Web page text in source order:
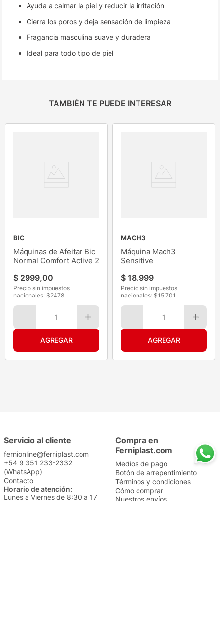
Ayuda a calmar la piel y reducir la irritación
Cierra los poros y deja sensación de limpieza
Fragancia masculina suave y duradera
Ideal para todo tipo de piel
TAMBIÉN TE PUEDE INTERESAR
BIC
Máquinas de Afeitar Bic
Normal Comfort Active 2
$ 2999,00
Precio sin impuestos
nacionales: $2478
1
MACH3
Máquina Mach3
Sensitive
$ 18.999
Precio sin impuestos
nacionales: $15.701
1
Servicio al cliente
fernionline@ferniplast.com
+54 9 351 233-2332
(WhatsApp)
Contacto
Horario de atención:
Lunes a Viernes de 8:30 a 17
Compra en
Ferniplast.com
Medios de pago
Botón de arrepentimiento
Términos y condiciones
Cómo comprar
Nuestros envíos